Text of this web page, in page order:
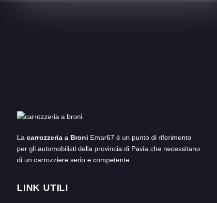
La carrozzeria a Broni Emar67 è un punto di riferimento
per gli automobilisti della provincia di Pavia che necessitano
di un carrozziere serio e competente.
LINK UTILI